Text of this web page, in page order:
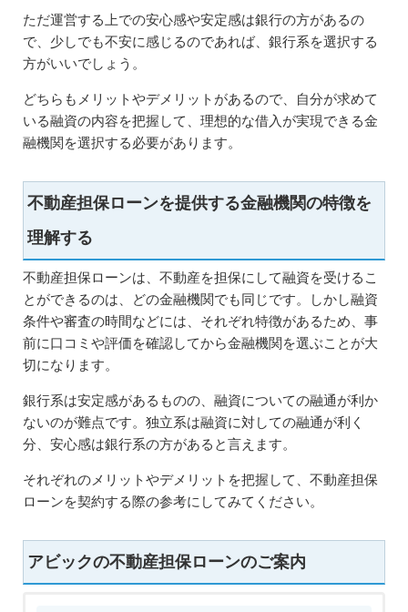
ただ運営する上での安心感や安定感は銀行の方があるの
で、少しでも不安に感じるのであれば、銀行系を選択する
方がいいでしょう。
どちらもメリットやデメリットがあるので、自分が求めて
いる融資の内容を把握して、理想的な借入が実現できる金
融機関を選択する必要があります。
不動産担保ローンを提供する金融機関の特徴を
理解する
不動産担保ローンは、不動産を担保にして融資を受けるこ
とができるのは、どの金融機関でも同じです。しかし融資
条件や審査の時間などには、それぞれ特徴があるため、事
前に口コミや評価を確認してから金融機関を選ぶことが大
切になります。
銀行系は安定感があるものの、融資についての融通が利か
ないのが難点です。独立系は融資に対しての融通が利く
分、安心感は銀行系の方があると言えます。
それぞれのメリットやデメリットを把握して、不動産担保
ローンを契約する際の参考にしてみてください。
アビックの不動産担保ローンのご案内